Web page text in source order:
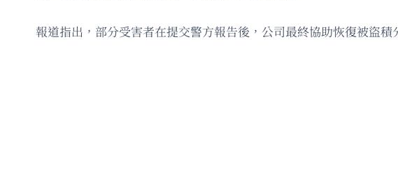
報道指出，部分受害者在提交警方報告後，公司最終協助恢復被盜